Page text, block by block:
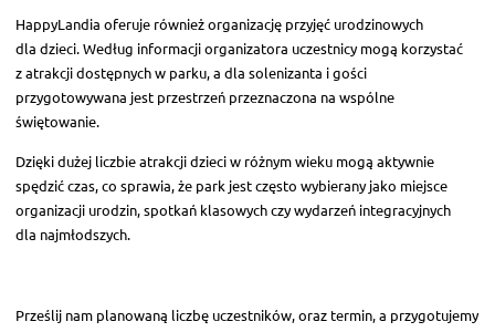
HappyLandia oferuje również organizację przyjęć urodzinowych
dla dzieci. Według informacji organizatora uczestnicy mogą korzystać
z atrakcji dostępnych w parku, a dla solenizanta i gości
przygotowywana jest przestrzeń przeznaczona na wspólne
świętowanie.
Dzięki dużej liczbie atrakcji dzieci w różnym wieku mogą aktywnie
spędzić czas, co sprawia, że park jest często wybierany jako miejsce
organizacji urodzin, spotkań klasowych czy wydarzeń integracyjnych
dla najmłodszych.
Prześlij nam planowaną liczbę uczestników, oraz termin, a przygotujemy